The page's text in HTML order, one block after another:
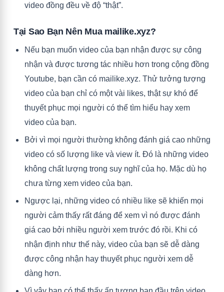
video đồng đều về độ “thật”.
Tại Sao Bạn Nên Mua mailike.xyz?
Nếu bạn muốn video của bạn nhận được sự công
nhận và được tương tác nhiều hơn trong cộng đồng
Youtube, bạn cần có mailike.xyz. Thử tưởng tượng
video của bạn chỉ có một vài likes, thật sự khó để
thuyết phục mọi người có thể tìm hiểu hay xem
video của bạn.
Bởi vì mọi người thường không đánh giá cao những
video có số lượng like và view ít. Đó là những video
không chất lượng trong suy nghĩ của họ. Mặc dù họ
chưa từng xem video của bạn.
Ngược lại, những video có nhiều like sẽ khiến mọi
người cảm thấy rất đáng để xem vì nó được đánh
giá cao bởi nhiều người xem trước đó rồi. Khi có
nhận định như thế này, video của bạn sẽ dễ dàng
được công nhận hay thuyết phục người xem dễ
dàng hơn.